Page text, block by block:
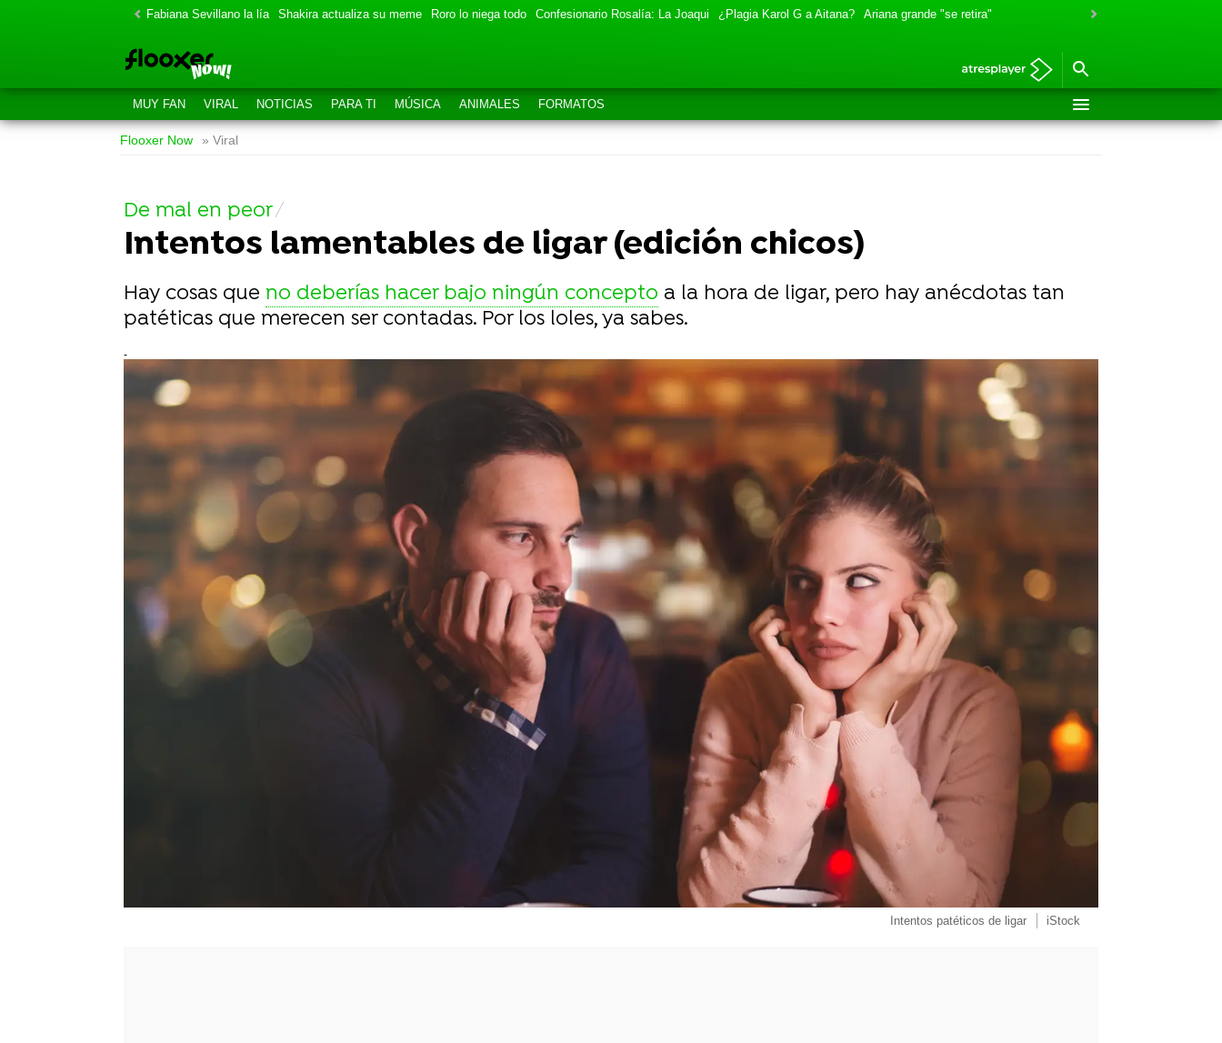
Fabiana Sevillano la lía Shakira actualiza su meme Roro lo niega todo Confesionario Rosalía: La Joaqui ¿Plagia Karol G a Aitana? Ariana grande "se retira"
MUY FAN VIRAL NOTICIAS PARA TI MÚSICA ANIMALES FORMATOS
Flooxer Now » Viral
De mal en peor
Intentos lamentables de ligar (edición chicos)
Hay cosas que no deberías hacer bajo ningún concepto a la hora de ligar, pero hay anécdotas tan
patéticas que merecen ser contadas. Por los loles, ya sabes.
-
Intentos patéticos de ligar iStock